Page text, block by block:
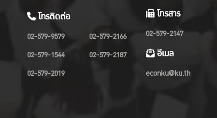
โทรติดต่อ
02-579-9579
02-579-1544
02-579-2019
02-579-2166
02-579-2187
โทรสาร
02-579-2147
อีเมล
econku@ku.th